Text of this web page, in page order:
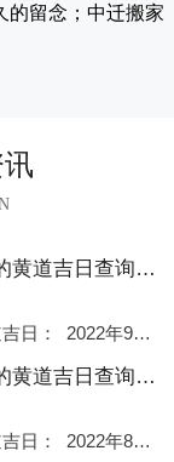
留念； 中迁搬家
椒江区2022年9月份搬家的黄道吉日查询大全一览表哪天适合搬家好日子
椒江区2022年9月份搬家黄道吉日： 2022年9月6日 「星期二」 农历八月十一2022年9月12日 「星期一」 农历八月十七2022年9月16日 「星期五」 农历八月廿一2022年9月2
椒江区2022年8月份搬家的黄道吉日查询大全一览表哪天适合搬家好日子
椒江区2022年8月份搬家黄道吉日： 2022年8月2日 「星期二」 农历七月初五2022年8月6日 「星期六」 农历七月初九2022年8月8日 「星期一」 农历七月十一2022年8月10日 「